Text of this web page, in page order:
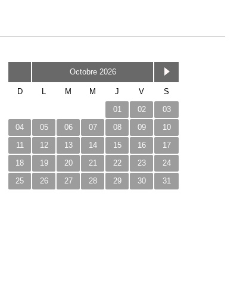
Octobre 2026
D L M M J V S
01 02 03
04 05 06 07 08 09 10
11 12 13 14 15 16 17
18 19 20 21 22 23 24
25 26 27 28 29 30 31